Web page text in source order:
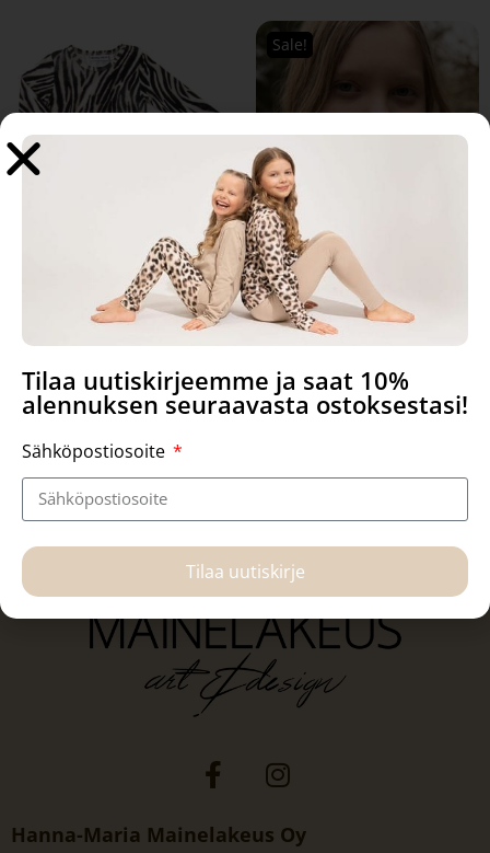
Uta body, Zebra stripes
Select options
Sale!
Zebra stripes, Scarf
Mainelakeus
16,90
Select options
Hanna-Maria Mainelakeus Oy
Tilaa uutiskirjeemme ja saat 10%
alennuksen seuraavasta ostoksestasi!
Sähköpostiosoite
Tilaa uutiskirje